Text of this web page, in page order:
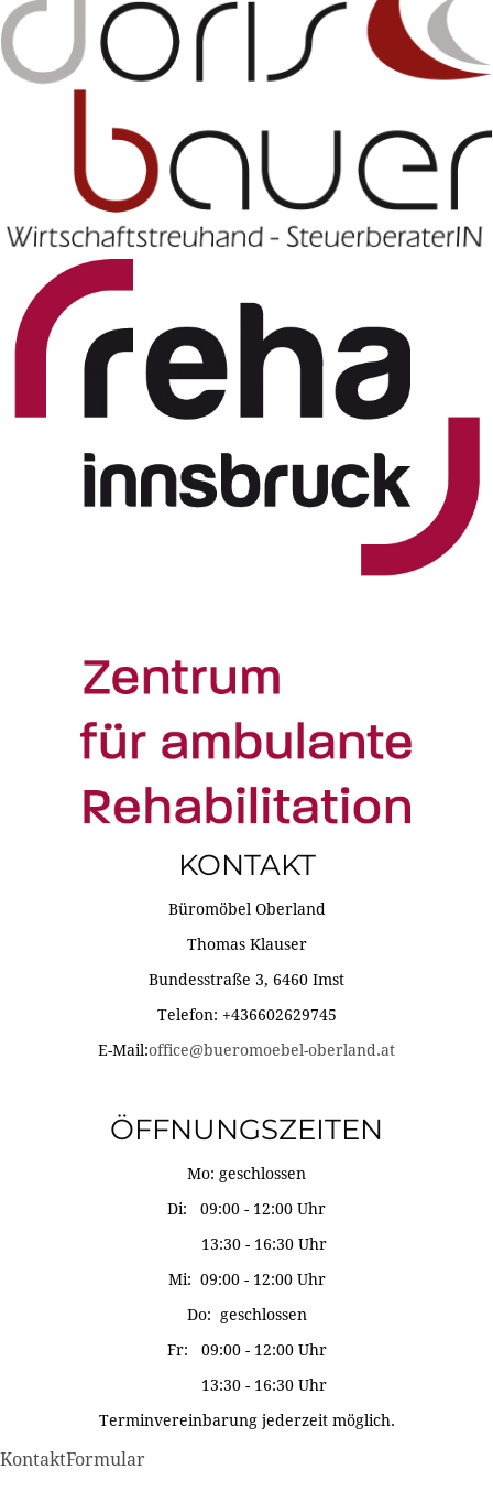
KONTAKT
Büromöbel Oberland
Thomas Klauser
Bundesstraße 3, 6460 Imst
Telefon: +436602629745
E-Mail:office@bueromoebel-oberland.at
ÖFFNUNGSZEITEN
Mo: geschlossen
Di: 09:00 - 12:00 Uhr
13:30 - 16:30 Uhr
Mi: 09:00 - 12:00 Uhr
Do: geschlossen
Fr: 09:00 - 12:00 Uhr
13:30 - 16:30 Uhr
Terminvereinbarung jederzeit möglich.
KontaktFormular